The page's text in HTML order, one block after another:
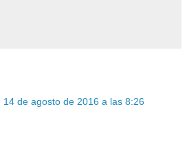
14 de agosto de 2016 a las 8:26